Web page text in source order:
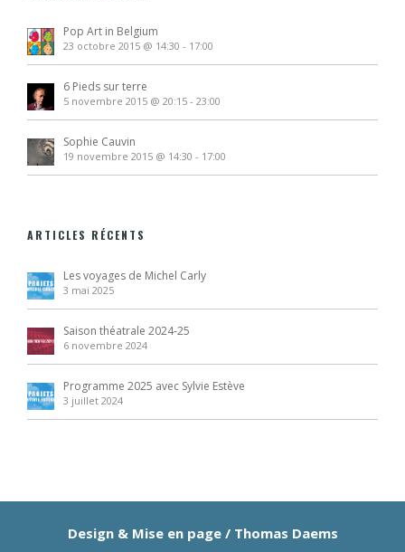
Pop Art in Belgium
23 octobre 2015 @ 14:30 - 17:00
6 Pieds sur terre
5 novembre 2015 @ 20:15 - 23:00
Sophie Cauvin
19 novembre 2015 @ 14:30 - 17:00
ARTICLES RÉCENTS
Les voyages de Michel Carly
3 mai 2025
Saison théatrale 2024-25
6 novembre 2024
Programme 2025 avec Sylvie Estève
3 juillet 2024
Design & Mise en page / Thomas Daems